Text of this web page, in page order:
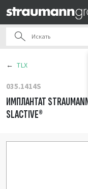
TLX
035.1414S
ИМПЛАНТАТ
SLACTIVE®